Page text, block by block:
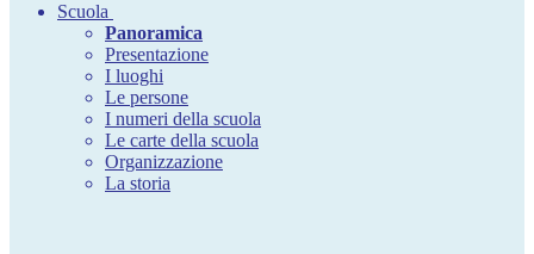
Scuola
Panoramica
Presentazione
I luoghi
Le persone
I numeri della scuola
Le carte della scuola
Organizzazione
La storia